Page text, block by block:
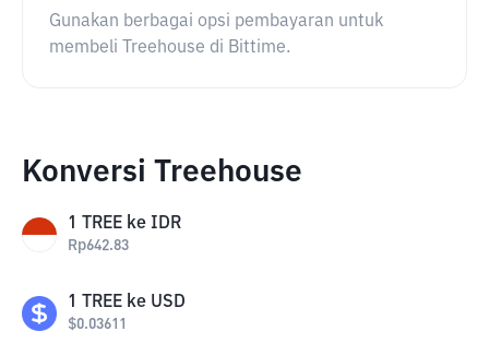
Gunakan berbagai opsi pembayaran untuk
membeli Treehouse di Bittime.
Konversi Treehouse
1 TREE ke IDR
Rp642.83
1 TREE ke USD
$0.03611